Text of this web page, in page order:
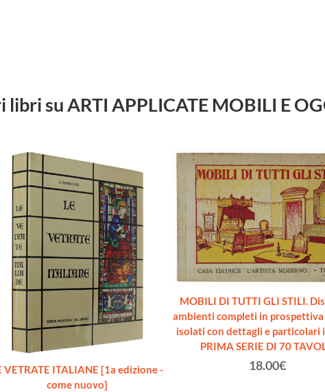
libri su ARTI APPLICATE MOBILI E
VETRATE ITALIANE [1a edizione -
come nuovo]
MOBILI DI TUTTI GLI STILI.
ambienti completi in
isolati con dettagli e particolari
PRIMA SERIE DI 70
18.00€